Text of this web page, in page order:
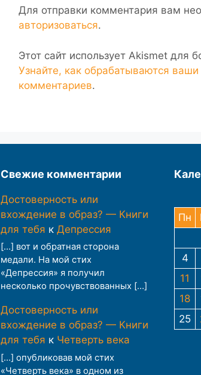
Для отправки комментария вам
авторизоваться.
Этот сайт использует Akismet для
Узнайте, как обрабатываются
комментариев.
Свежие комментарии
Достоверность или
вхождение в образ? — Книги
для тебя к Депрессия
[…] вот и обратная сторона
медали. На мой стих
«Депрессия» я получил
несколько прочувствованных […]
Достоверность или
вхождение в образ? — Книги
для тебя к Четверть века
[…] опубликовав мой стих
«Четверть века» в одном из
Пн
4
11
18
25